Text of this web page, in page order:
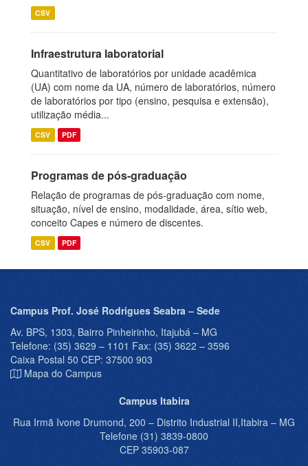
CSV
Infraestrutura laboratorial
Quantitativo de laboratórios por unidade acadêmica
(UA) com nome da UA, número de laboratórios, número
de laboratórios por tipo (ensino, pesquisa e extensão),
utilização média...
CSV PDF
Programas de pós-graduação
Relação de programas de pós-graduação com nome,
situação, nível de ensino, modalidade, área, sítio web,
conceito Capes e número de discentes.
CSV PDF
Campus Prof. José Rodrigues Seabra – Sede
Av. BPS, 1303, Bairro Pinheirinho, Itajubá – MG
Telefone: (35) 3629 – 1101 Fax: (35) 3622 – 3596
Caixa Postal 50 CEP: 37500 903
Mapa do Campus
Campus Itabira
Rua Irmã Ivone Drumond, 200 – Distrito Industrial II,Itabira – MG
Telefone (31) 3839-0800
CEP 35903-087